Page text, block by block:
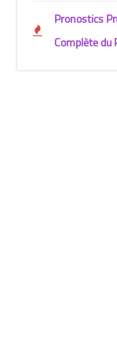
Pronostics
Complète du